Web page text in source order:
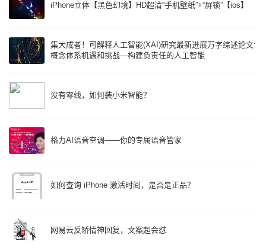
iPhone立体【黑色幻境】HD超清“手机壁纸”+“屏锁”【ios】
集大成者！可解释人工智能(XAI)研究最新进展万字综述论文:
概念体系机遇和挑战—构建负责任的人工智能
没有零线，如何装小米智能？
格力AI语音空调——你的专属语音管家
如何查询 iPhone 激活时间，是否是正品？
网易云反矫情神回复，文案超会怼